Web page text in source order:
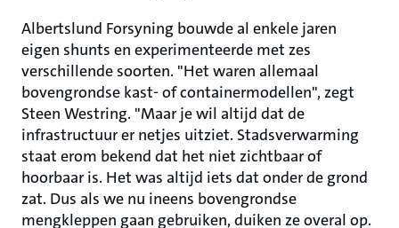
Albertslund Forsyning bouwde al enkele jaren
eigen shunts en experimenteerde met zes
verschillende soorten. "Het waren allemaal
bovengrondse kast- of containermodellen", zegt
Steen Westring. "Maar je wil altijd dat de
infrastructuur er netjes uitziet. Stadsverwarming
staat erom bekend dat het niet zichtbaar of
hoorbaar is. Het was altijd iets dat onder de grond
zat. Dus als we nu ineens bovengrondse
mengkleppen gaan gebruiken, duiken ze overal op.